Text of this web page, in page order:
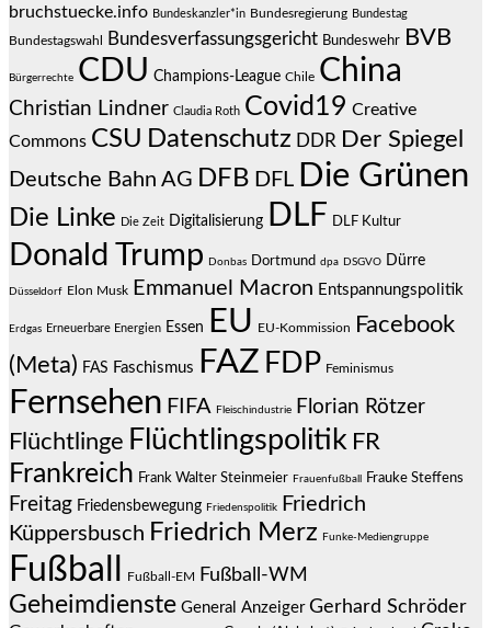
bruchstuecke.info Bundeskanzler*in Bundesregierung Bundestag
Bundestagswahl Bundesverfassungsgericht Bundeswehr BVB
Bürgerrechte CDU Champions-League Chile China
Christian Lindner Claudia Roth Covid19 Creative
Commons CSU Datenschutz DDR Der Spiegel
Deutsche Bahn AG DFB DFL Die Grünen
Die Linke Die Zeit Digitalisierung DLF DLF Kultur
Donald Trump Donbas Dortmund dpa DSGVO Dürre
Düsseldorf Elon Musk Emmanuel Macron Entspannungspolitik
Erdgas Erneuerbare Energien Essen EU EU-Kommission Facebook
(Meta) FAS Faschismus FAZ FDP Feminismus
Fernsehen FIFA Fleischindustrie Florian Rötzer
Flüchtlinge Flüchtlingspolitik FR
Frankreich Frank Walter Steinmeier Frauenfußball Frauke Steffens
Freitag Friedensbewegung Friedenspolitik
Friedrich
Küppersbusch Friedrich Merz Funke-Mediengruppe
Fußball Fußball-EM Fußball-WM
Geheimdienste General Anzeiger Gerhard Schröder